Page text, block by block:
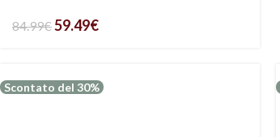
84.99€59.49€
Scontato del 30%